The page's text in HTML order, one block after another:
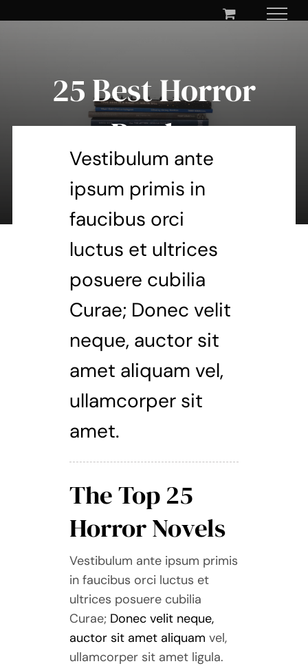
25 Best Horror
Books
By Mary Maxey October 24, 2019
Vestibulum ante
ipsum primis in
faucibus orci
luctus et ultrices
posuere cubilia
Curae; Donec velit
neque, auctor sit
amet aliquam vel,
ullamcorper sit
amet.
The Top 25
Horror Novels
Vestibulum ante ipsum primis
in faucibus orci luctus et
ultrices posuere cubilia
Curae; Donec velit neque,
auctor sit amet aliquam vel,
ullamcorper sit amet ligula.